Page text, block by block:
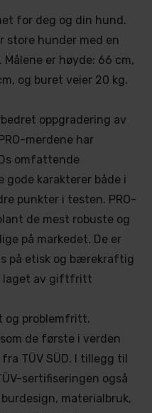
for deg og din hund.
store hunder med en
er høyde: 66 cm,
og buret veier 20 kg.
oppgradering av
merdene har
omfattende
gode karakterer både i
punkter i testen. PRO-
de mest robuste og
på markedet. De er
på etisk og bærekraftig
laget av giftfritt
og problemfritt.
de første i verden
TÜV SÜD. I tillegg til
sertifiseringen også
materialbruk,